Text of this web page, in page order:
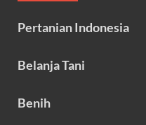
Pertanian Indonesia
Belanja Tani
Benih